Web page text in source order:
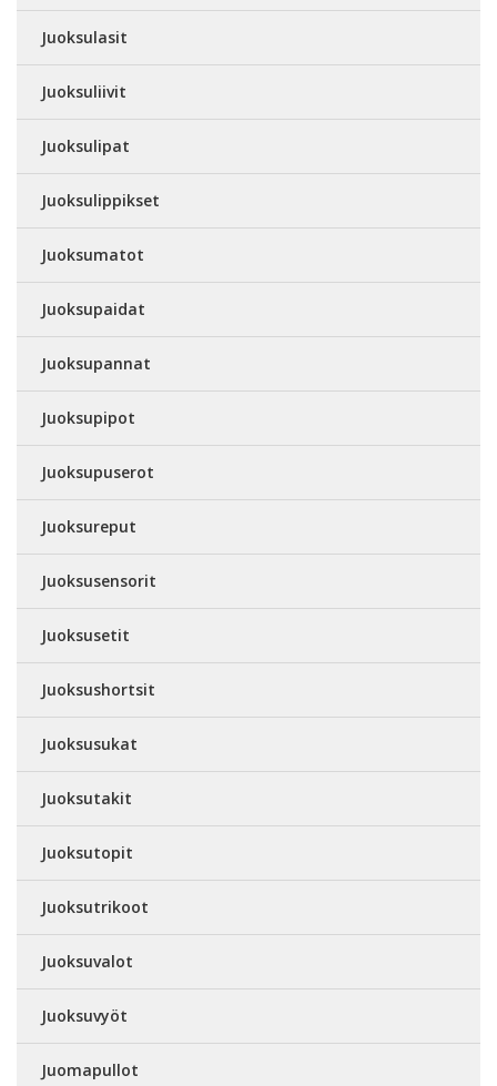
Juoksulasit
Juoksuliivit
Juoksulipat
Juoksulippikset
Juoksumatot
Juoksupaidat
Juoksupannat
Juoksupipot
Juoksupuserot
Juoksureput
Juoksusensorit
Juoksusetit
Juoksushortsit
Juoksusukat
Juoksutakit
Juoksutopit
Juoksutrikoot
Juoksuvalot
Juoksuvyöt
Juomapullot